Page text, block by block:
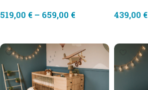
519,00 € – 659,00 €
439,00 €